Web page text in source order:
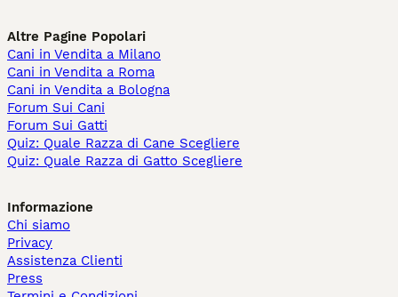
Altre Pagine Popolari
Cani in Vendita a Milano
Cani in Vendita a Roma
Cani in Vendita a Bologna
Forum Sui Cani
Forum Sui Gatti
Quiz: Quale Razza di Cane Scegliere
Quiz: Quale Razza di Gatto Scegliere
Informazione
Chi siamo
Privacy
Assistenza Clienti
Press